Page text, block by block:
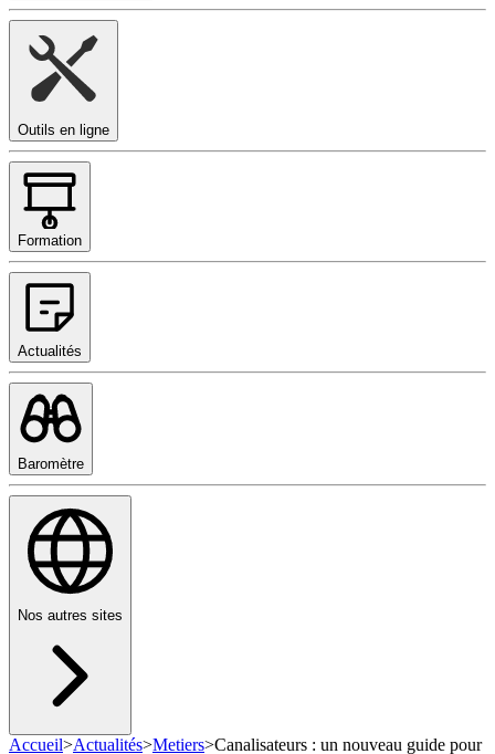
Outils en ligne
Formation
Actualités
Baromètre
Nos autres sites
Accueil>Actualités>Metiers>Canalisateurs : un nouveau guide pour